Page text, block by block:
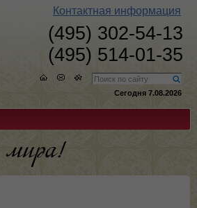
Контактная информация
(495) 302-54-13
(495) 514-01-35
Сегодня 7.08.2026